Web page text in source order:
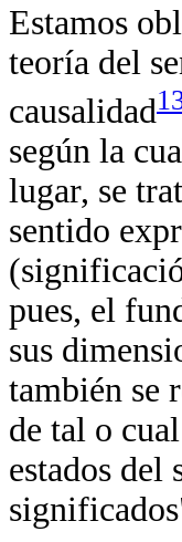
Estamos
teoría del
causalidad
según la
lugar, se
sentido
pues, el
sus
también se
de tal o
estados del